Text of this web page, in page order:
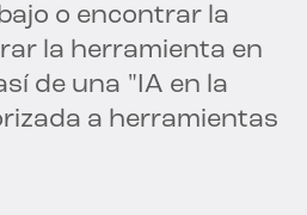
o encontrar la
la herramienta en
de una "IA en la
a herramientas